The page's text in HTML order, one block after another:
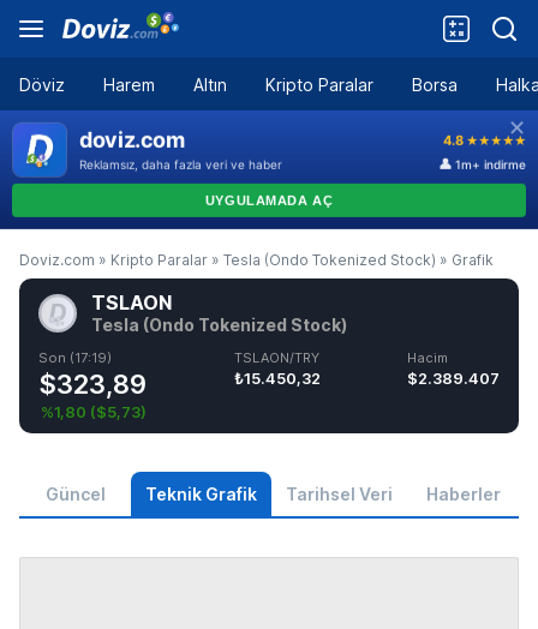
Döviz Harem Altın Kripto Paralar Borsa
Doviz.com » Kripto Paralar » Tesla (Ondo Tokenized Stock) » Grafik
TSLAON
Tesla (Ondo Tokenized Stock)
Son (17:19)
$323,89
%1,80 ($5,73)
TSLAON/TRY
₺15.450,32
Hacim
$2.389.407
Güncel Teknik Grafik Tarihsel Veri Haberler